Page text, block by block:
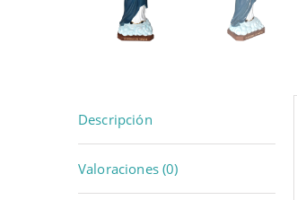
Descripción
Valoraciones (0)